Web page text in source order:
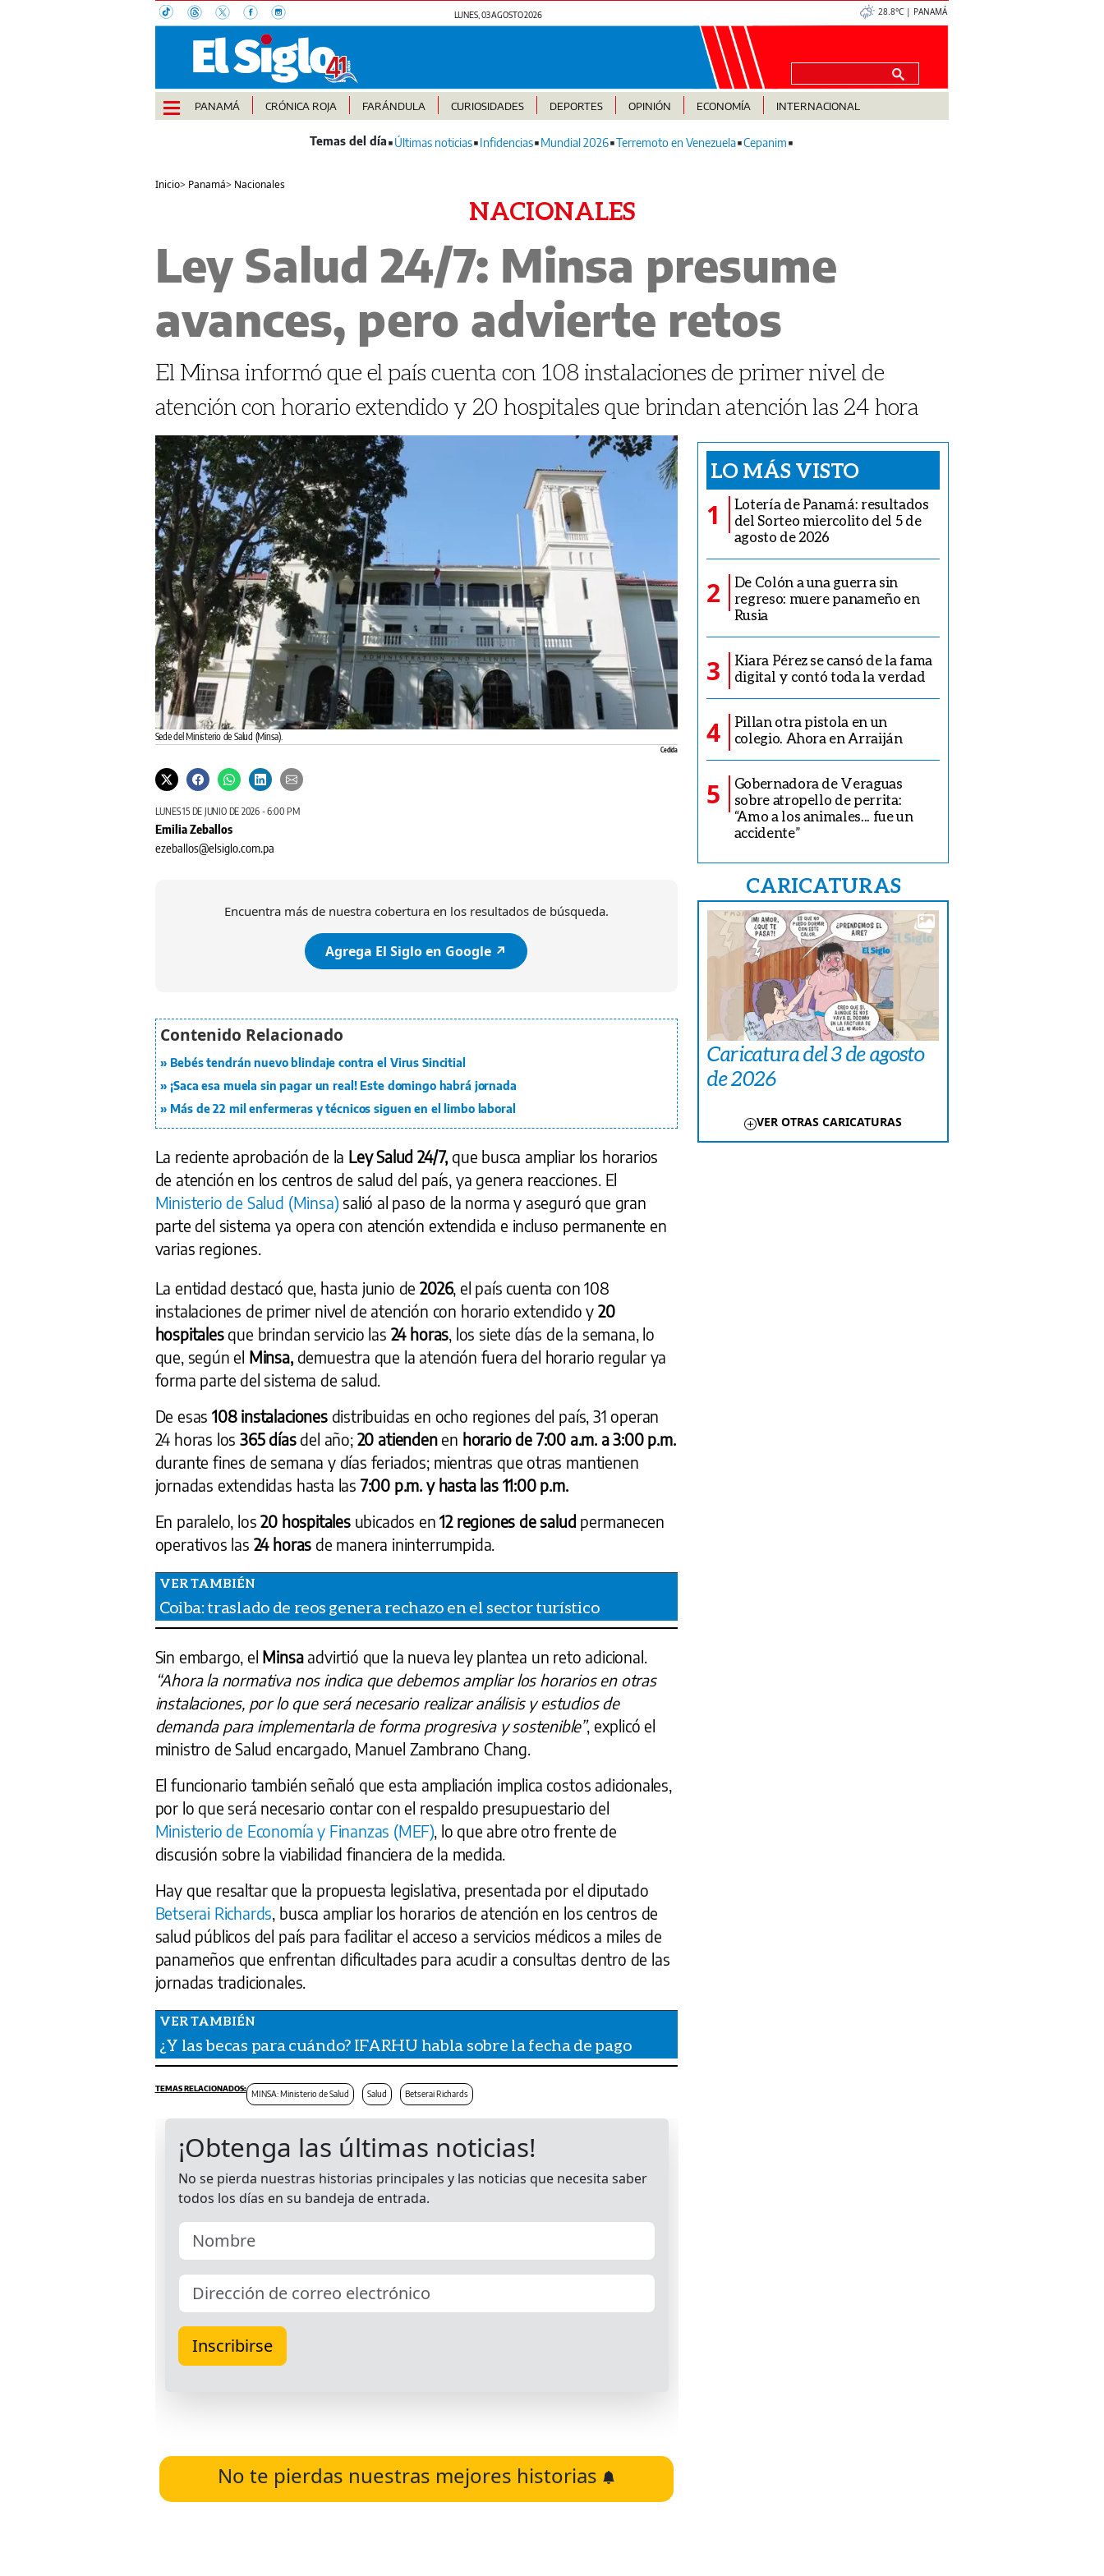
LUNES, 03 AGOSTO 2026 28.8°C | PANAMÁ
PANAMÁ CRÓNICA ROJA FARÁNDULA CURIOSIDADES DEPORTES OPINIÓN ECONOMÍA INTERNACIONAL
Últimas noticias Infidencias Mundial 2026 Terremoto en Venezuela Cepanim
Inicio> Panamá> Nacionales
NACIONALES
Ley Salud 24/7: Minsa presume
avances, pero advierte retos
El Minsa informó que el país cuenta con 108 instalaciones de primer nivel de
atención con horario extendido y 20 hospitales que brindan atención las 24 hora
Sede del Ministerio de Salud (Minsa).
Cedida
LUNES 15 DE JUNIO DE 2026 - 6:00 PM
Emilia Zeballos
ezeballos@elsiglo.com.pa
Encuentra más de nuestra cobertura en los resultados de búsqueda.
Agrega El Siglo en Google ↗️
Bebés tendrán nuevo blindaje contra el Virus Sincitial
¡Saca esa muela sin pagar un real! Este domingo habrá jornada
Más de 22 mil enfermeras y técnicos siguen en el limbo laboral
La reciente aprobación de la Ley Salud 24/7, que busca ampliar los horarios
de atención en los centros de salud del país, ya genera reacciones. El
Ministerio de Salud (Minsa) salió al paso de la norma y aseguró que gran
parte del sistema ya opera con atención extendida e incluso permanente en
varias regiones.
La entidad destacó que, hasta junio de 2026, el país cuenta con 108
instalaciones de primer nivel de atención con horario extendido y 20
hospitalesque brindan servicio las 24 horas , los siete días de la semana, lo
que, según el Minsa,demuestra que la atención fuera del horario regular ya
forma parte del sistema de salud.
De esas 108 instalaciones distribuidas en ocho regiones del país, 31 operan
24 horas los 365 días del año; 20 atiendenen horario de 7:00 a.m. a 3:00 p.m.
durante fines de semana y días feriados; mientras que otras mantienen
jornadas extendidas hasta las 7:00 p.m. y hasta las 11:00 p.m.
En paralelo, los 20 hospitalesubicados en12 regiones de salud permanecen
operativos las 24 horas de manera ininterrumpida.
Coiba: traslado de reos genera rechazo en el sector turístico
Sin embargo, el Minsaadvirtió que la nueva ley plantea un reto adicional.
“Ahora la normativa nos indica que debemos ampliar los horarios en otras
instalaciones, por lo que será necesario realizar análisis y estudios de
demanda para implementarla de forma progresiva y sostenible”, explicó el
ministro de Salud encargado, Manuel Zambrano Chang.
El funcionario también señaló que esta ampliación implica costos adicionales,
por lo que será necesario contar con el respaldo presupuestario del
Ministerio de Economía y Finanzas (MEF) , lo que abre otro frente de
discusión sobre la viabilidad financiera de la medida.
Hay que resaltar que la propuesta legislativa, presentada por el diputado
Betserai Richards , busca ampliar los horarios de atención en los centros de
salud públicos del país para facilitar el acceso a servicios médicos a miles de
panameños que enfrentan dificultades para acudir a consultas dentro de las
jornadas tradicionales.
¿Y las becas para cuándo? IFARHU habla sobre la fecha de pago
MINSA: Ministerio de Salud Salud Betserai Richards
No te pierdas nuestras mejores historias
LO MÁS VISTO
1
Lotería de Panamá: resultados
del Sorteo miercolito del 5 de
agosto de 2026
2
De Colón a una guerra sin
regreso: muere panameño en
Rusia
3
Kiara Pérez se cansó de la fama
digital y contó toda la verdad
4
Pillan otra pistola en un
colegio. Ahora en Arraiján
5
Gobernadora de Veraguas
sobre atropello de perrita:
“Amo a los animales... fue un
accidente”
CARICATURAS
Caricatura del 3 de agosto
de 2026
VER OTRAS CARICATURAS